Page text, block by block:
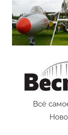
Перейти
содержимому
Всё